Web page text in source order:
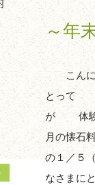
～年
こんに
とって
が 体験
月の懐石
の１／５
なさまに